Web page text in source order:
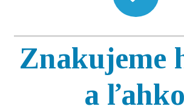
Znakujeme
a ľahko